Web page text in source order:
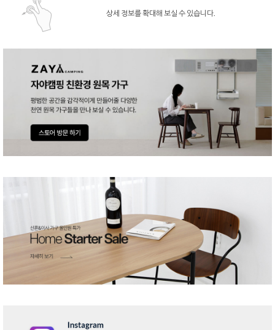
상세 정보를 확대해 보실 수 있습니다.